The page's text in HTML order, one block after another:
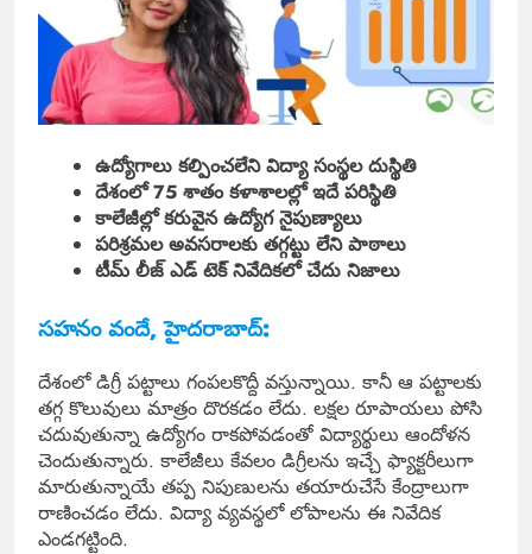
ఉద్యోగాలు కల్పించలేని విద్యా సంస్థల దుస్థితి
దేశంలో 75 శాతం కళాశాలల్లో ఇదే పరిస్థితి
కాలేజీల్లో కరువైన ఉద్యోగ నైపుణ్యాలు
పరిశ్రమల అవసరాలకు తగ్గట్టు లేని పాఠాలు
టీమ్ లీజ్ ఎడ్ టెక్ నివేదికలో చేదు నిజాలు
సహనం వందే, హైదరాబాద్:
దేశంలో డిగ్రీ పట్టాలు గంపలకొద్దీ వస్తున్నాయి. కానీ ఆ పట్టాలకు
తగ్గ కొలువులు మాత్రం దొరకడం లేదు. లక్షల రూపాయలు పోసి
చదువుతున్నా ఉద్యోగం రాకపోవడంతో విద్యార్థులు ఆందోళన
చెందుతున్నారు. కాలేజీలు కేవలం డిగ్రీలను ఇచ్చే ఫ్యాక్టరీలుగా
మారుతున్నాయే తప్ప నిపుణులను తయారుచేసే కేంద్రాలుగా
రాణించడం లేదు. విద్యా వ్యవస్థలో లోపాలను ఈ నివేదిక
ఎండగట్టింది.